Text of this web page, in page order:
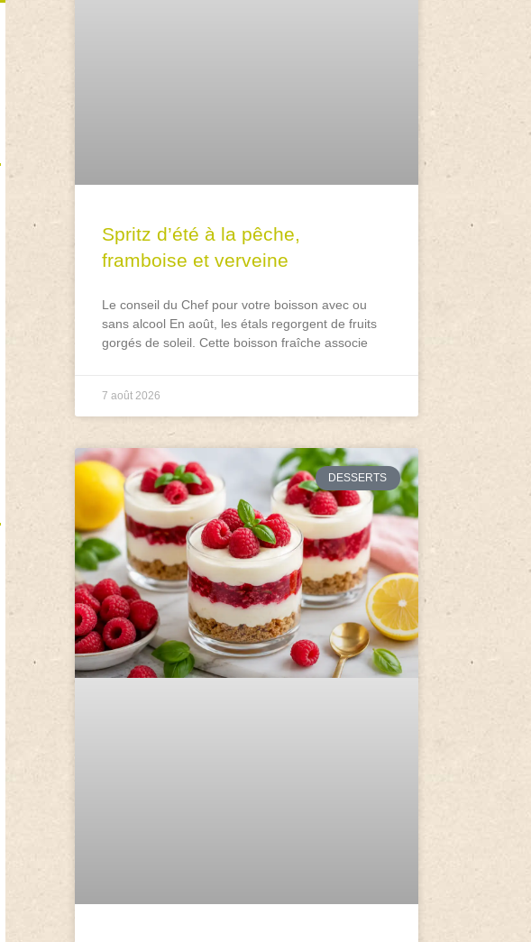
Spritz d’été à la pêche,
framboise et verveine
Le conseil du Chef pour votre boisson avec ou
sans alcool En août, les étals regorgent de fruits
gorgés de soleil. Cette boisson fraîche associe
7 août 2026
DESSERTS